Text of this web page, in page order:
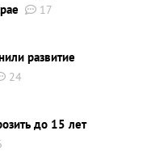
17
развитие
24
до 15 лет